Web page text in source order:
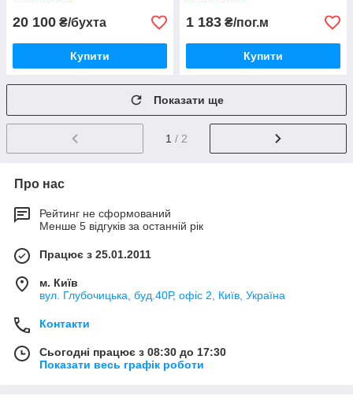
20 100 ₴/бухта
Купити
1 183 ₴/пог.м
Купити
Показати ще
1 / 2
Про нас
Рейтинг не сформований
Менше 5 відгуків за останній рік
Працює з 25.01.2011
м. Київ
вул. Глубочицька, буд.40Р, офіс 2, Київ, Україна
Контакти
Сьогодні працює з 08:30 до 17:30
Показати весь графік роботи